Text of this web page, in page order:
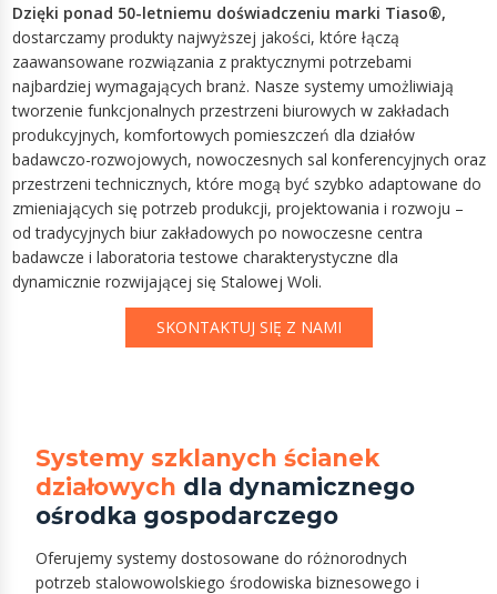
Dzięki ponad 50-letniemu doświadczeniu marki Tiaso®,
dostarczamy produkty najwyższej jakości, które łączą
zaawansowane rozwiązania z praktycznymi potrzebami
najbardziej wymagających branż. Nasze systemy umożliwiają
tworzenie funkcjonalnych przestrzeni biurowych w zakładach
produkcyjnych, komfortowych pomieszczeń dla działów
badawczo-rozwojowych, nowoczesnych sal konferencyjnych oraz
przestrzeni technicznych, które mogą być szybko adaptowane do
zmieniających się potrzeb produkcji, projektowania i rozwoju –
od tradycyjnych biur zakładowych po nowoczesne centra
badawcze i laboratoria testowe charakterystyczne dla
dynamicznie rozwijającej się Stalowej Woli.
SKONTAKTUJ SIĘ Z NAMI
Systemy szklanych ścianek
działowych dla dynamicznego
ośrodka gospodarczego
Oferujemy systemy dostosowane do różnorodnych
potrzeb stalowowolskiego środowiska biznesowego i